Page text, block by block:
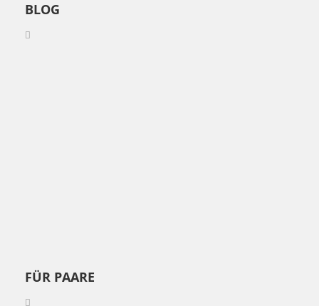
BLOG
FÜR PAARE